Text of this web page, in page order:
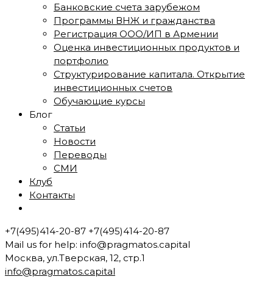
Банковские счета зарубежом
Программы ВНЖ и гражданства
Регистрация ООО/ИП в Армении
Оценка инвестиционных продуктов и
портфолио
Структурирование капитала. Открытие
инвестиционных счетов
Обучающие курсы
Блог
Статьи
Новости
Переводы
СМИ
Клуб
Контакты
+7(495)414-20-87 +7(495)414-20-87
Mail us for help: info@pragmatos.capital
Москва, ул.Тверская, 12, стр.1
info@pragmatos.capital